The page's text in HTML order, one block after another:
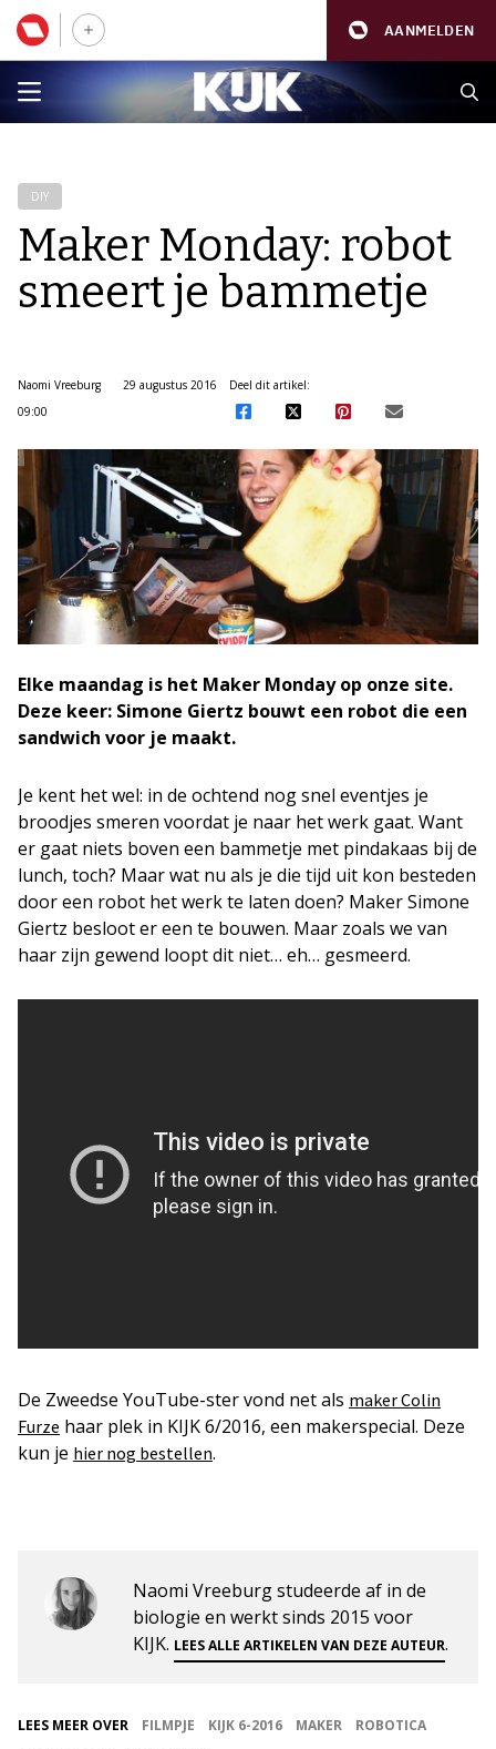
AANMELDEN
DIY
Maker Monday: robot
smeert je bammetje
Naomi Vreeburg
29 augustus 2016
09:00
Deel dit artikel:
Elke maandag is het Maker Monday op onze site.
Deze keer: Simone Giertz bouwt een robot die een
sandwich voor je maakt.
Je kent het wel: in de ochtend nog snel eventjes je
broodjes smeren voordat je naar het werk gaat. Want
er gaat niets boven een bammetje met pindakaas bij de
lunch, toch? Maar wat nu als je die tijd uit kon besteden
door een robot het werk te laten doen? Maker Simone
Giertz besloot er een te bouwen. Maar zoals we van
haar zijn gewend loopt dit niet… eh… gesmeerd.
De Zweedse YouTube-ster vond net als maker Colin
Furze haar plek in KIJK 6/2016, een makerspecial. Deze
kun je hier nog bestellen.
Naomi Vreeburg studeerde af in de
biologie en werkt sinds 2015 voor
KIJK. LEES ALLE ARTIKELEN VAN DEZE AUTEUR.
LEES MEER OVER FILMPJE KIJK 6-2016 MAKER
ROBOTICA